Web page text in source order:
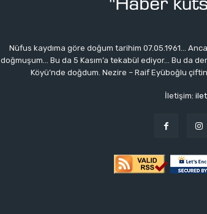
Nüfus kaydıma göre doğum tarihim 07.05.1961…
doğmuşum… Bu da 5 Kasım’a tekabül ediyor… Bu da
Köyü’nde doğdum. Nezire – Raif Eyüboğlu
İletişim: